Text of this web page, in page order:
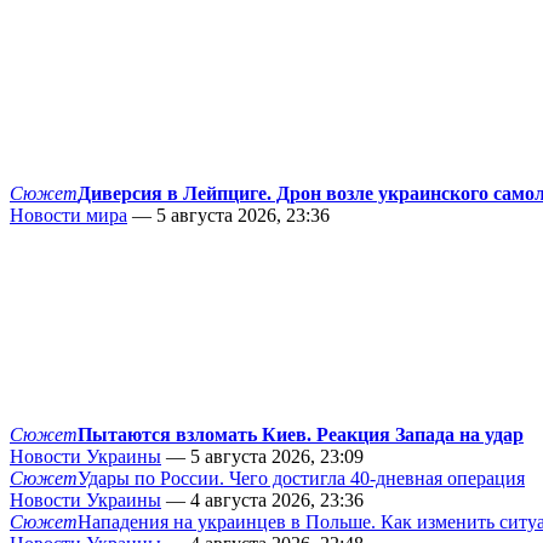
СюжетДиверсия в Лейпциге. Дрон возле украинского
Новости мира — 5 августа 2026, 23:36
СюжетПытаются взломать Киев. Реакция Запада на удар
Новости Украины — 5 августа 2026, 23:09
СюжетУдары по России. Чего достигла 40-дневная операция
Новости Украины — 4 августа 2026, 23:36
СюжетНападения на украинцев в Польше. Как изменить